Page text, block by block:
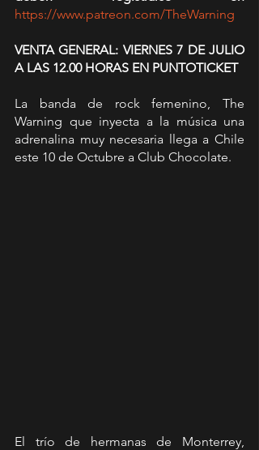
https://www.patreon.com/TheWarning
VENTA GENERAL: VIERNES 7 DE JULIO
A LAS 12.00 HORAS EN PUNTOTICKET
La banda de rock femenino, The
Warning que inyecta a la música una
adrenalina muy necesaria llega a Chile
este 10 de Octubre a Club Chocolate.
El trío de hermanas de Monterrey,